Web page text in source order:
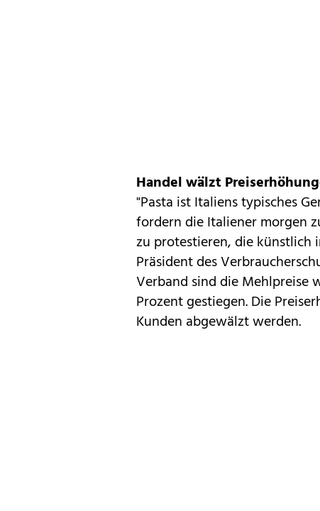
Handel wälzt
"Pasta ist Italiens typisches
fordern die Italiener morgen
zu protestieren, die künstlich
Präsident des
Verband sind die Mehlpreise
Prozent gestiegen. Die
Kunden abgewälzt werden.